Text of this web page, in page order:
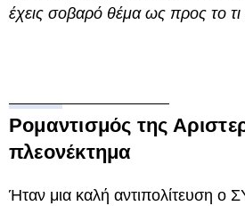
έχεις σοβαρό θέμα ως προς το τι
Ρομαντισμός της
πλεονέκτημα
Ήταν μια καλή αντιπολίτευση ο